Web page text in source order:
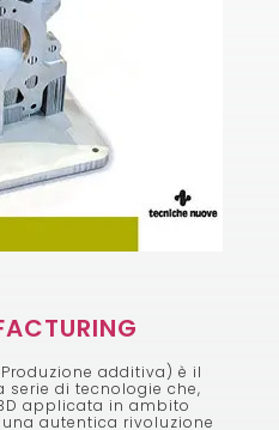
additiva) è il
serie di tecnologie che,
applicata in ambito
autentica rivoluzione